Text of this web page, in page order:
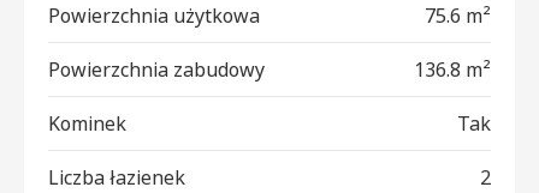
Powierzchnia użytkowa 75.6 m²
Powierzchnia zabudowy 136.8 m²
Kominek Tak
Liczba łazienek 2